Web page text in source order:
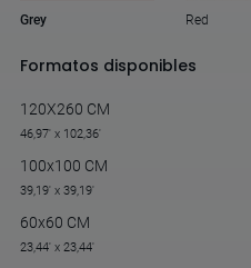
Grey Red
Formatos disponibles
120X260 CM
46,97' x 102,36'
100x100 CM
39,19' x 39,19'
60x60 CM
23,44' x 23,44'